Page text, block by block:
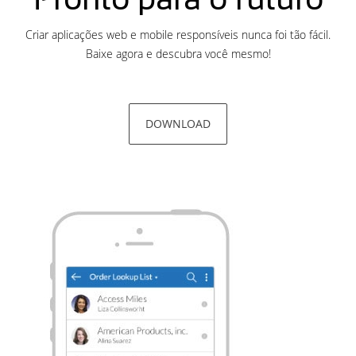
Criar aplicações web e mobile responsíveis nunca foi tão fácil.
Baixe agora e descubra você mesmo!
DOWNLOAD
chegou!
Participe da Live: Conheça o DataFlex 2023
no dia 6 de Julho!
Lançada nova versão da Biblioteca
DataFlex LibXL!
Novo lançamento: DataFlex DataPump
agora suporta PostgreeSQL!
Nova videoaula: DataFlex 2023
Apresentação dos Novos Recursos
DataFlex 2023 Beta 2 disponível para
download!